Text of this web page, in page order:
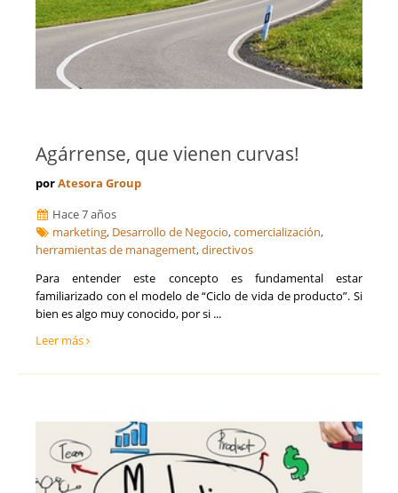
Agárrense, que vienen curvas!
porAtesora Group
Hace 7 años
marketing, Desarrollo de Negocio,comercialización,
herramientas de management,directivos
Para entender este concepto es fundamental estar
familiarizado con el modelo de “Ciclo de vida de producto”. Si
bien es algo muy conocido, por si ...
Leer más